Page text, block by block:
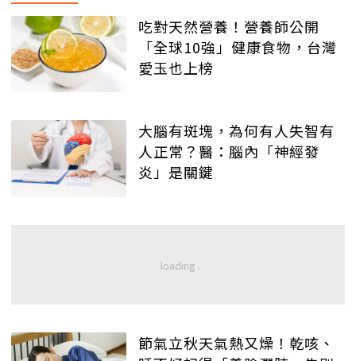
吃對天然營養！營養師公開
「全球10強」健康食物，台灣
愛玉也上榜
大腦有斑塊，為何有人失智有
人正常？醫：腦內「神經發
炎」是關鍵
節氣立秋天氣熱又燥！乾咳、